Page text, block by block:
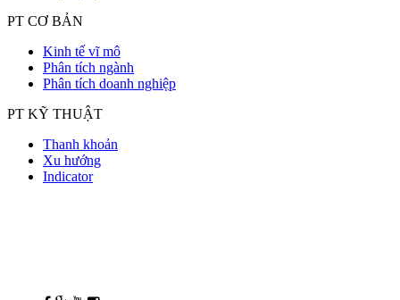
PT CƠ BẢN
Kinh tế vĩ mô
Phân tích ngành
Phân tích doanh nghiệp
PT KỸ THUẬT
Thanh khoản
Xu hướng
Indicator